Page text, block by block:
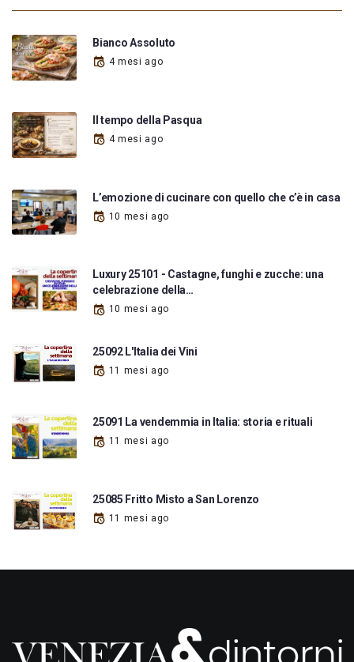
Bianco Assoluto
4 mesi ago
Il tempo della Pasqua
4 mesi ago
L’emozione di cucinare con quello che c’è in casa
10 mesi ago
Luxury 25101 - Castagne, funghi e zucche: una
celebrazione della…
10 mesi ago
25092 L'Italia dei Vini
11 mesi ago
25091 La vendemmia in Italia: storia e rituali
11 mesi ago
25085 Fritto Misto a San Lorenzo
11 mesi ago